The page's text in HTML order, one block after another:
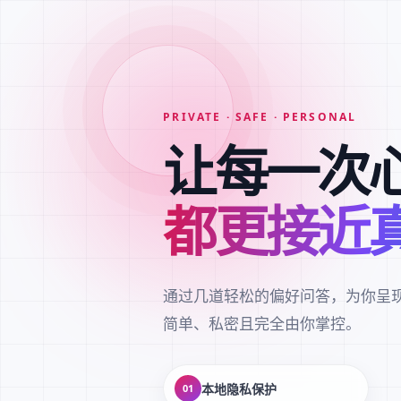
PRIVATE · SAFE · PERSONAL
让每一次
都更接近
通过几道轻松的偏好问答，为你呈
简单、私密且完全由你掌控。
01 本地隐私保护